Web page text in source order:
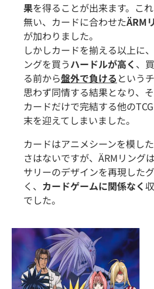
果を得ることが出来ます。こ
無い、カードに合わせたÄRM
が加わりました。
しかしカードを揃える以上に
ングを買うハードルが高く 、
る前から盤外で負ける という
思わず同情する結果となり、
カードだけで完結する他の
末を迎えてしまいました。
カードはアニメシーンを模し
さはないですが、ÄRMリング
サリーのデザインを再現した
く、 カードゲームに関係なく
でした。